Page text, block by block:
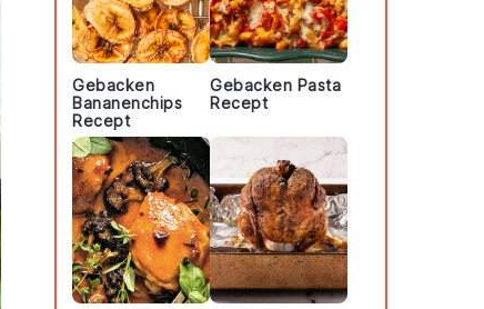
Gebacken
Bananenchips
Recept
Gebacken Pasta
Recept